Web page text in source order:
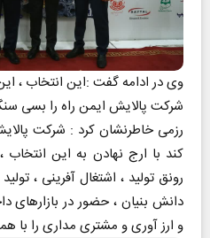
وی در ادامه گفت :این انتخاب ،
شرکت پالایش ایمن راه را بسی
رزمی خاطرنشان کرد : شرکت
کند با ارج نهادن به این
رونق تولید ، اشتغال آفرینی ،
دانش بنیان ، حضور در بازارهای
و ارز آوری و مشتری مداری را با